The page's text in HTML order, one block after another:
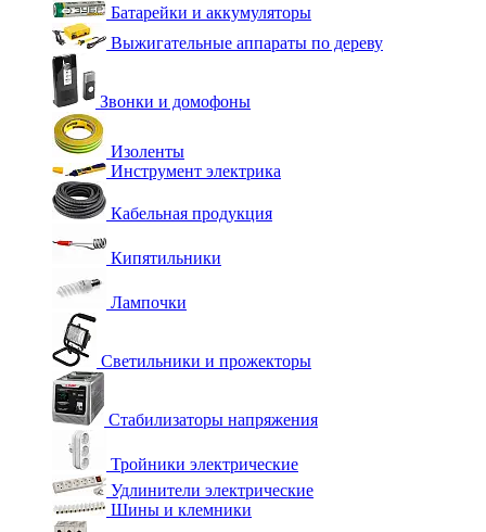
Батарейки и аккумуляторы
Выжигательные аппараты по дереву
Звонки и домофоны
Изоленты
Инструмент электрика
Кабельная продукция
Кипятильники
Лампочки
Светильники и прожекторы
Стабилизаторы напряжения
Тройники электрические
Удлинители электрические
Шины и клемники